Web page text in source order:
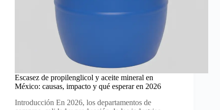
Escasez de propilenglicol y aceite mineral en
México: causas, impacto y qué esperar en 2026
Introducción En 2026, los departamentos de